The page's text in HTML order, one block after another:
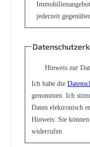
jederzeit
Hinweis zur
Ich habe die
genommen. Ich
Daten elektronisch
Hinweis: Sie
widerrufen.